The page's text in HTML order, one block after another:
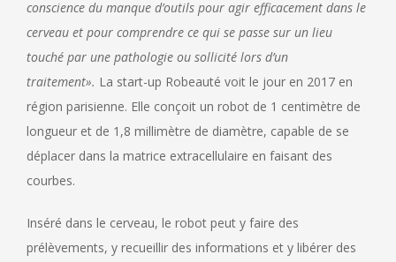
conscience du manque d’outils pour agir efficacement dans le
cerveau et pour comprendre ce qui se passe sur un lieu
touché par une pathologie ou sollicité lors d’un
traitement». La start-up Robeauté voit le jour en 2017 en
région parisienne. Elle conçoit un robot de 1 centimètre de
longueur et de 1,8 millimètre de diamètre, capable de se
déplacer dans la matrice extracellulaire en faisant des
courbes.
Inséré dans le cerveau, le robot peut y faire des
prélèvements, y recueillir des informations et y libérer des